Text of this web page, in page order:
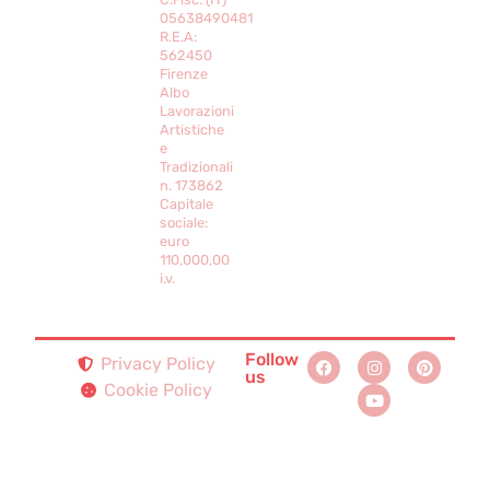
05638490481
R.E.A:
562450
Firenze
Albo
Lavorazioni
Artistiche
e
Tradizionali
n. 173862
Capitale
sociale:
euro
110,000,00
i.v.
Privacy Policy
Cookie Policy
Follow
us